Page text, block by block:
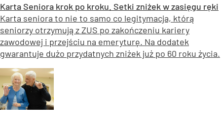
Karta Seniora krok po kroku. Setki zniżek w zasięgu ręki
Karta seniora to nie to samo co legitymacja, którą
seniorzy otrzymują z ZUS po zakończeniu kariery
zawodowej i przejściu na emeryturę. Na dodatek
gwarantuje dużo przydatnych zniżek już po 60 roku życia.